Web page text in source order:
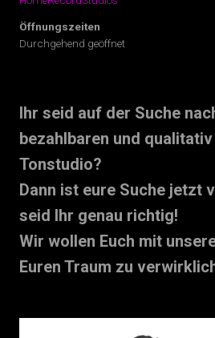
Öffnungszeiten
Durchgehend geöffnet
Ihr seid auf der Suche
bezahlbaren und
Tonstudio?
Dann ist eure Suche jetzt
seid Ihr genau richtig!
Wir wollen Euch mit
Euren Traum zu